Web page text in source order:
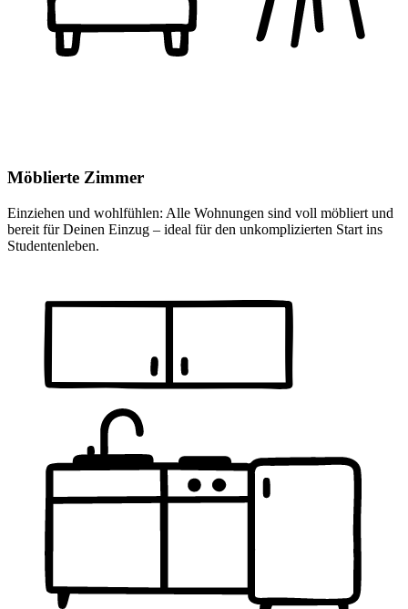
Möblierte Zimmer
Einziehen und wohlfühlen: Alle Wohnungen sind voll möbliert und
bereit für Deinen Einzug – ideal für den unkomplizierten Start ins
Studentenleben.